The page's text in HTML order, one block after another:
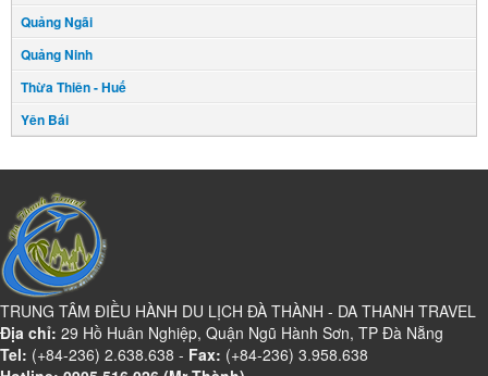
Quảng Ngãi
Quảng Ninh
Thừa Thiên - Huế
Yên Bái
TRUNG TÂM ĐIỀU HÀNH DU LỊCH ĐÀ THÀNH - DA THANH TRAVEL
Địa chỉ: 29 Hồ Huân Nghiệp, Quận Ngũ Hành Sơn, TP Đà Nẵng
Tel: (+84-236) 2.638.638 - Fax: (+84-236) 3.958.638